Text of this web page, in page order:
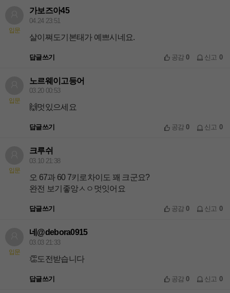
입문
가보즈아45
04.24 23:51
살이쪄도기본태가 예쁘시네요.
답글쓰기 공감0 신고 0
입문
노르웨이고등어
03.20 00:53
🙌멋있으세요
답글쓰기 공감0 신고 0
입문
크루쉬
03.10 21:38
오 67과 60 7키로차이도 꽤 크군요?
완전 보기좋앙ㅅㅇ멋잇어요
답글쓰기 공감0 신고 0
입문
네@debora0915
03.03 21:33
👏도전받습니다
답글쓰기 공감0 신고 0